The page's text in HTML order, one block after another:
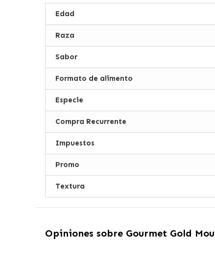
Edad
Raza
Sabor
Formato de alimento
Especie
Compra Recurrente
Impuestos
Promo
Textura
Opiniones sobre Gourmet Gold